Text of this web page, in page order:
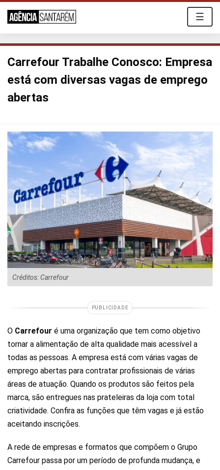
☰
Carrefour Trabalhe Conosco: Empresa
está com diversas vagas de emprego
abertas
Créditos: Carrefour
PUBLICIDADE
O Carrefour é uma organização que tem como objetivo
tornar a alimentação de alta qualidade mais acessível a
todas as pessoas. A empresa está com várias vagas de
emprego abertas para contratar profissionais de várias
áreas de atuação. Quando os produtos são feitos pela
marca, são entregues nas prateleiras da loja com total
criatividade. Confira as funções que têm vagas e já estão
aceitando inscrições.
A rede de empresas e formatos que compõem o Grupo
Carrefour passa por um período de profunda mudança, e